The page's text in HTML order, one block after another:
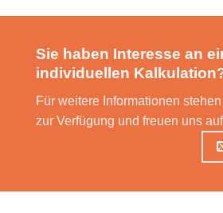
Sie haben Interesse an
individuellen
Für weitere Informationen
zur Verfügung und freuen uns